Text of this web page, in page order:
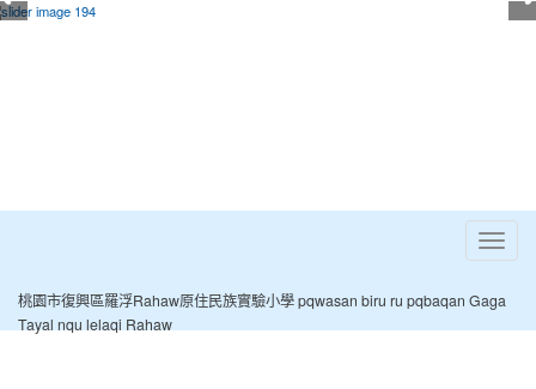
Toggle
桃園市復興區羅浮Rahaw原住民族實驗小學 pqwasan biru ru pqbaqan Gaga
Tayal nqu lelaqi Rahaw